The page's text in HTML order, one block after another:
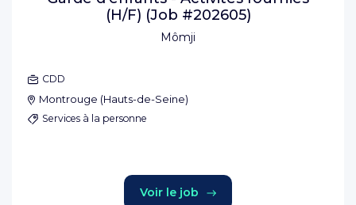
Mômji
(H/F) (Job #202605)
CDD
Montrouge (Hauts-de-Seine)
Services à la personne
Voir le job